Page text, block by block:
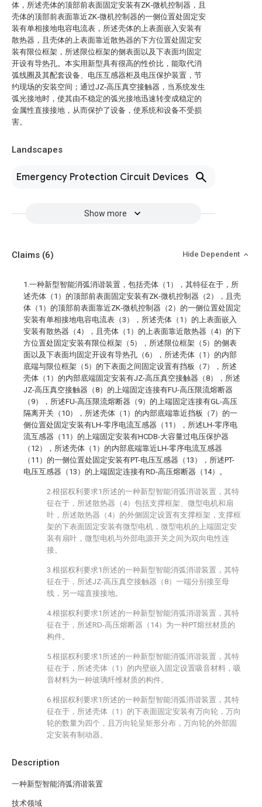
体，所述壳体的顶部前表面固定安装有ZK‑微机控制器，且
壳体的顶部前表面靠近ZK‑微机控制器的一侧位置处固定安
装有单相接地电容电流表，所述壳体的上表面嵌入安装有
散热器，且壳体的上表面靠近散热器的下方位置处固定安
装有限位框架，所述限位框架的侧表面以及下表面均固定
开设有导热孔。本实用新型具有很高的性价比，能取代消
弧线圈及其配套设备、电压互感器柜及电压保护装置，节
约现场的安装空间；通过JZ‑高压真空接触器，当系统发生
弧光接地时，使其由不稳定的弧光接地迅速转变成稳定的
金属性直接接地，从而保护了设备，使系统和设备不受损
害。
Landscapes
Emergency Protection Circuit Devices
Show more
Description
一种新型智能消弧消谐装置
技术领域
Claims (6) Hide Dependent
1.一种新型智能消弧消谐装置，包括壳体（1），其特征在于，所
述壳体（1）的顶部前表面固定安装有ZK-微机控制器（2），且壳
体（1）的顶部前表面靠近ZK-微机控制器（2）的一侧位置处固定
安装有单相接地电容电流表（3），所述壳体（1）的上表面嵌入
安装有散热器（4），且壳体（1）的上表面靠近散热器（4）的下
方位置处固定安装有限位框架（5），所述限位框架（5）的侧表
面以及下表面均固定开设有导热孔（6），所述壳体（1）的内部
底端与限位框架（5）的下表面之间固定设置有挡板（7），所述
壳体（1）的内部底端固定安装有JZ-高压真空接触器（8），所述
JZ-高压真空接触器（8）的上端固定连接有FU-高压限流熔断器
（9），所述FU-高压限流熔断器（9）的上端固定连接有GL-高压
隔离开关（10），所述壳体（1）的内部底端靠近挡板（7）的一
侧位置处固定安装有LH-零序电流互感器（11），所述LH-零序电
流互感器（11）的上端固定安装有HCDB-大容量过电压保护器
（12），所述壳体（1）的内部底端靠近LH-零序电流互感器
（11）的一侧位置处固定安装有PT-电压互感器（13），所述PT-
电压互感器（13）的上端固定连接有RD-高压熔断器（14）。
2.根据权利要求1所述的一种新型智能消弧消谐装置，其特
征在于，所述散热器（4）包括支撑框架、微型电机和扇
叶，所述散热器（4）的外侧固定设置有支撑框架，支撑框
架的下表面固定安装有微型电机，微型电机的上端固定安
装有扇叶，微型电机与外部电源开关之间为双向电性连
接。
3.根据权利要求1所述的一种新型智能消弧消谐装置，其特
征在于，所述JZ-高压真空接触器（8）一端分别接至母
线，另一端直接接地。
4.根据权利要求1所述的一种新型智能消弧消谐装置，其特
征在于，所述RD-高压熔断器（14）为一种PT熔丝材质的
构件。
5.根据权利要求1所述的一种新型智能消弧消谐装置，其特
征在于，所述壳体（1）的内壁嵌入固定设置吸音材料，吸
音材料为一种玻璃纤维材质的构件。
6.根据权利要求1所述的一种新型智能消弧消谐装置，其特
征在于，所述壳体（1）的下表面固定安装有万向轮，万向
轮的数量为四个，且万向轮呈矩形分布，万向轮的外部固
定安装有制动器。